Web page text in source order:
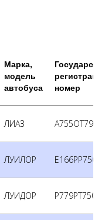
Марка,
модель
автобуса
номер
ЛИАЗ А755ОТ790
ЛУИЛОР Е166РР750
ЛУИДОР Р779РТ750